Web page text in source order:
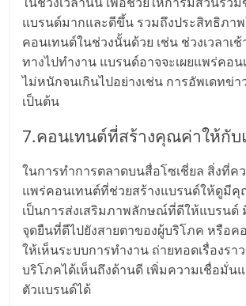
แบรนด์มากและดีขึ้น รวมถึงประสิทธิภาพ
คอนเทนต์ในช่วงนั้นด้วย เช่น ช่วงเวลาเ
ทางไปทำงาน แบรนด์อาจจะเผยแพร่คอ
ไม่หนักจนเกินไปอย่างเช่น การอัพเดทข่
เป็นต้น
7.คอนเทนต์ที่สร้างคุณค่าให้กั
ในการทำการตลาดบนสื่อโซเชี่ยล สิ่งที่ค
แพร่คอนเทนต์ที่ช่วยสร้างแบรนด์ให้ดูมี
เป็นการส่งเสริมภาพลักษณ์ที่ดีให้แบรนด์
จุดยืนที่ดีไปยังสายตาของผู้บริโภค หรือค
ให้เห็นระบบการทำงาน ถ่ายทอดเรื่องรา
บริโภคได้เห็นถึงด้านดี เพิ่มความเชื่อมั่น
ตัวแบรนด์ได้